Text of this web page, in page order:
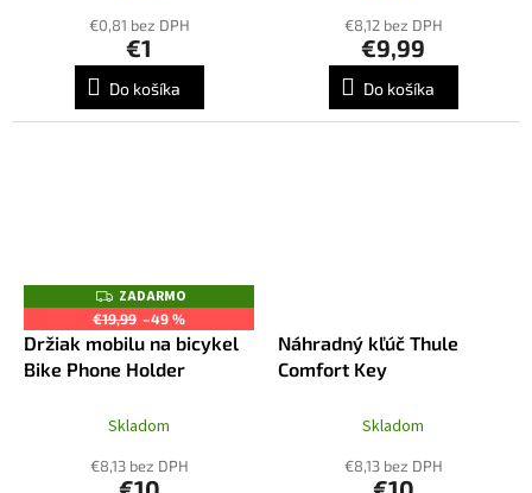
€0,81 bez DPH
€1
Do košíka
€8,12 bez DPH
€9,99
Do košíka
Z
A
D
A
M
ZADARMO
€19,99 –49 %
Držiak mobilu na bicykel
Bike Phone Holder
Skladom
€8,13 bez DPH
Náhradný kľúč Thule
Comfort Key
Skladom
€8,13 bez DPH